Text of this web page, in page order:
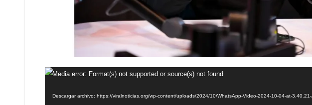
Reproductor
vídeo
Media error: Format(s) not supported or source(s) not found
Descargar archivo: https://viralnoticias.org/wp-content/uploads/2024/10/WhatsApp-Video-2024-10-04-at-3.40.21-